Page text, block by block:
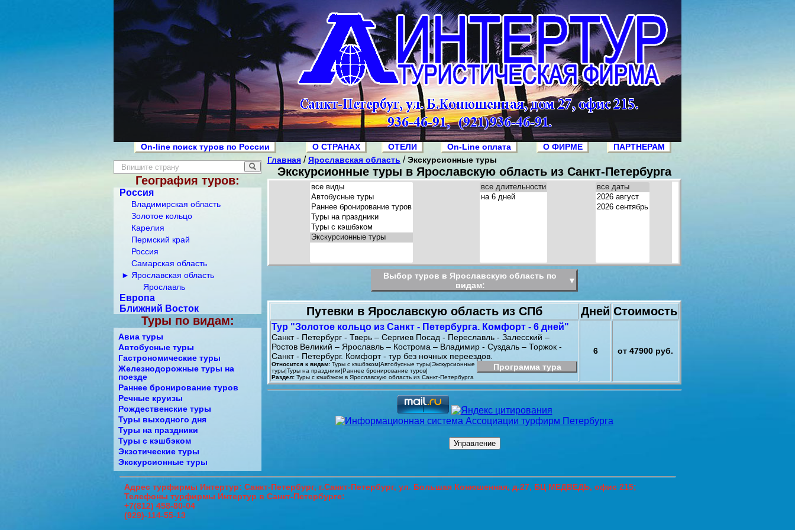
On-line поиск туров по России О СТРАНАХ ОТЕЛИ On-Line оплата О ФИРМЕ ПАРТНЕРАМ
География туров:
Россия
Владимирская область
Золотое кольцо
Карелия
Пермский край
Россия
Самарская область
► Ярославская область
Ярославль
Европа
Ближний Восток
Туры по видам:
Авиа туры
Автобусные туры
Гастрономические туры
Железнодорожные туры на
поезде
Раннее бронирование туров
Речные круизы
Рождественские туры
Туры выходного дня
Туры на праздники
Туры с кэшбэком
Экзотические туры
Экскурсионные туры
Главная /Ярославская область /Экскурсионные туры
Экскурсионные туры в Ярославскую область из Санкт-Петербурга
Выбор туров в Ярославскую область по
видам:
▼
Путевки в Ярославскую область из СПб Дней Стоимость
Тур "Золотое кольцо из Санкт - Петербурга. Комфорт - 6 дней"
Санкт - Петербург - Тверь – Сергиев Посад - Переславль - Залесский –
Ростов Великий – Ярославль – Кострома – Владимир - Суздаль – Торжок -
Санкт - Петербург. Комфорт - тур без ночных переездов.
Программа тура
Относится к видам: Туры с кэшбэком|Автобусные туры|Экскурсионные
туры|Туры на праздники|Раннее бронирование туров|
Раздел: Туры с кэшбэком в Ярославскую область из Санкт-Петербурга
6 от 47900 руб.
Адрес турфирмы Интертур: Санкт-Петербург, г.Санкт-Петербург, ул. Большая Конюшенная, д.27, БЦ МЕДВЕДЬ, офис 215;
Телефоны турфирмы Интертур в Санкт-Петербурге:
+7(812) 458-80-04
(929)-114-55-13